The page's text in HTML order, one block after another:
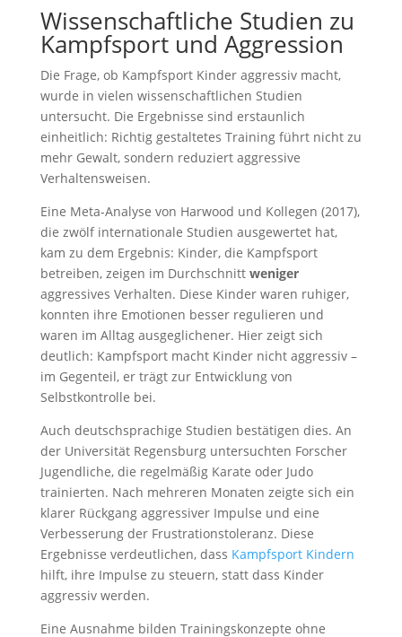
Wissenschaftliche Studien zu
Kampfsport und Aggression
Die Frage, ob Kampfsport Kinder aggressiv macht,
wurde in vielen wissenschaftlichen Studien
untersucht. Die Ergebnisse sind erstaunlich
einheitlich: Richtig gestaltetes Training führt nicht zu
mehr Gewalt, sondern reduziert aggressive
Verhaltensweisen.
Eine Meta-Analyse von Harwood und Kollegen (2017),
die zwölf internationale Studien ausgewertet hat,
kam zu dem Ergebnis: Kinder, die Kampfsport
betreiben, zeigen im Durchschnitt weniger
aggressives Verhalten. Diese Kinder waren ruhiger,
konnten ihre Emotionen besser regulieren und
waren im Alltag ausgeglichener. Hier zeigt sich
deutlich: Kampfsport macht Kinder nicht aggressiv –
im Gegenteil, er trägt zur Entwicklung von
Selbstkontrolle bei.
Auch deutschsprachige Studien bestätigen dies. An
der Universität Regensburg untersuchten Forscher
Jugendliche, die regelmäßig Karate oder Judo
trainierten. Nach mehreren Monaten zeigte sich ein
klarer Rückgang aggressiver Impulse und eine
Verbesserung der Frustrationstoleranz. Diese
Ergebnisse verdeutlichen, dass Kampfsport Kindern
hilft, ihre Impulse zu steuern, statt dass Kinder
aggressiv werden.
Eine Ausnahme bilden Trainingskonzepte ohne